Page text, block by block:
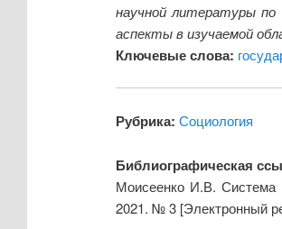
научной литературы по
аспекты в изучаемой
Ключевые слова:
Рубрика: Социология
Библиографическая
Моисеенко И.В. Система
2021. № 3 [Электронный